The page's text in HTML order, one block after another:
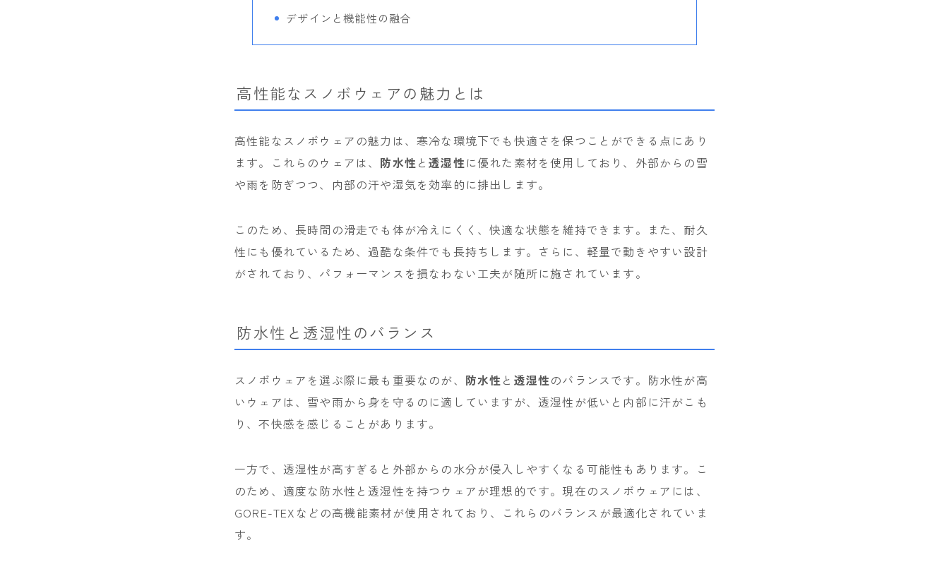
ウェア
686
AA HARDWEAR
BURTON
DC Shoes
OAKLEY
QUICKSILVER
rew
SALOMON
SCAPE
THE NORTH FACE
VOLCOM
デザインと機能性の融合
高性能なスノボウェアの魅力とは
高性能なスノボウェアの魅力は、寒冷な環境下でも快適さを保つことができる点にあり
ます。これらのウェアは、 防水性と透湿性に優れた素材を使用しており、外部からの雪
や雨を防ぎつつ、内部の汗や湿気を効率的に排出します。
このため、長時間の滑走でも体が冷えにくく、快適な状態を維持できます。また、耐久
性にも優れているため、過酷な条件でも長持ちします。さらに、軽量で動きやすい設計
がされており、パフォーマンスを損なわない工夫が随所に施されています。
防水性と透湿性のバランス
スノボウェアを選ぶ際に最も重要なのが、 防水性と 透湿性のバランスです。防水性が高
いウェアは、雪や雨から身を守るのに適していますが、透湿性が低いと内部に汗がこも
り、不快感を感じることがあります。
一方で、透湿性が高すぎると外部からの水分が侵入しやすくなる可能性もあります。こ
のため、適度な防水性と透湿性を持つウェアが理想的です。現在のスノボウェアには、
GORE-TEXなどの高機能素材が使用されており、これらのバランスが最適化されていま
す。